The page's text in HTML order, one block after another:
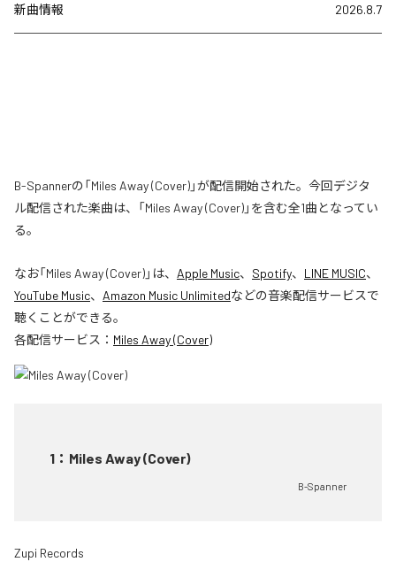
新曲情報 2026.8.7
B-Spannerの「Miles Away (Cover)」が配信開始された。今回デジタ
ル配信された楽曲は、「Miles Away (Cover)」を含む全1曲となってい
る。
なお「Miles Away (Cover)」は、 Apple Music、 Spotify、 LINE MUSIC、
YouTube Music、 Amazon Music Unlimitedなどの音楽配信サービスで
聴くことができる。
各配信サービス： Miles Away (Cover)
1 ： Miles Away (Cover)
B-Spanner
Zupi Records